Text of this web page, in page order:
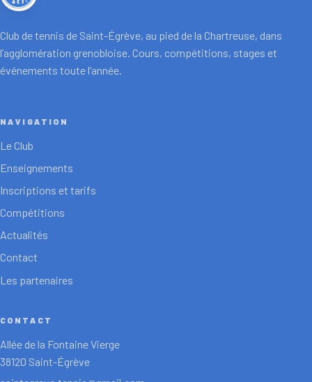
Club de tennis de Saint-Égrève, au pied de la Chartreuse, dans
l’agglomération grenobloise. Cours, compétitions, stages et
événements toute l’année.
NAVIGATION
Le Club
Enseignements
Inscriptions et tarifs
Compétitions
Actualités
Contact
Les partenaires
CONTACT
Allée de la Fontaine Vierge
38120 Saint-Égrève